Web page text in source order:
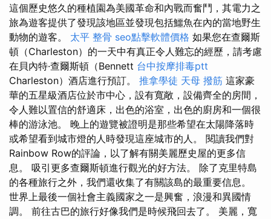
這個歷史悠久的種植園為美國革命和內戰而奮鬥，其電力之
旅為遊客提供了發現該地區並發現包括鱷魚在內的當地野生
動物的遊客。 太平 整骨 seo點擊軟體價格 如果您在查爾斯
頓（Charleston）的一天中有真正令人難忘的經歷，請考慮
在貝內特·查爾斯頓（Bennett 台中按摩排毒ptt
Charleston）酒店進行預訂。 推拿學徒 天母 撥筋 這家豪
華的五星級酒店位於市中心，設有寬敞，設備齊全的房間，
令人難以置信的舒適床，出色的浴室，出色的廚房和一個很
棒的游泳池。 晚上的遊覽被證明是那些希望在太陽降落時
或希望看到城市燈的人時發現這座城市的人。 閱讀我們對
Rainbow Row的評論，以了解有關美麗歷史屋的更多信
息。 吸引更多查爾斯頓進行觀光的好方法。 除了克里特島
的各種旅行之外，我們還收集了有關該島的最重要信息。
世界上最後一個社會主義國家之一是興奮，浪漫和異國情
調。 前往古巴的旅行好像我們是時候飛回去了。 美麗，寬